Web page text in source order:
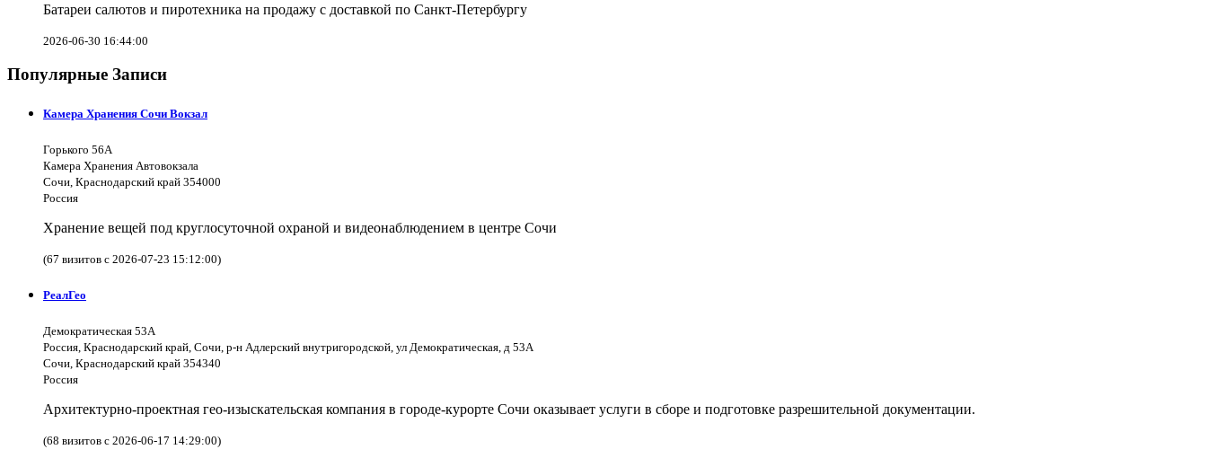
Батареи салютов и пиротехника на продажу с доставкой по Санкт-Петербургу
2026-06-30 16:44:00
Популярные Записи
Камера Хранения Сочи Вокзал
Горького 56А
Камера Хранения Автовокзала
Сочи, Краснодарский край 354000
Россия
Хранение вещей под круглосуточной охраной и видеонаблюдением в центре Сочи
(67 визитов с 2026-07-23 15:12:00)
РеалГео
Демократическая 53А
Россия, Краснодарский край, Сочи, р-н Адлерский внутригородской, ул Демократическая, д 53А
Сочи, Краснодарский край 354340
Россия
Архитектурно-проектная гео-изыскательская компания в городе-курорте Сочи оказывает услуги в сборе и подготовке разрешительной документации.
(68 визитов с 2026-06-17 14:29:00)